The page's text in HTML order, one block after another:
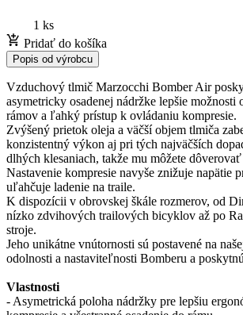
1 ks
Pridať do košíka
Popis od výrobcu
Vzduchový tlmič Marzocchi Bomber Air
asymetricky osadenej nádržke lepšie možnosti
rámov a ľahký prístup k ovládaniu kompresie.
Zvýšený prietok oleja a väčší objem tlmiča
konzistentný výkon aj pri tých najväčších
dlhých klesaniach, takže mu môžete
Nastavenie kompresie navyše znižuje napätie
uľahčuje ladenie na traile.
K dispozícii v obrovskej škále rozmerov, od
nízko zdvihových trailových bicyklov až po
stroje.
Jeho unikátne vnútornosti sú postavené na
odolnosti a nastaviteľnosti Bomberu a
Vlastnosti
- Asymetrická poloha nádržky pre lepšiu